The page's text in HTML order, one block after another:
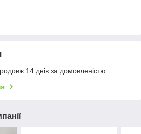
14 днів за домовленістю